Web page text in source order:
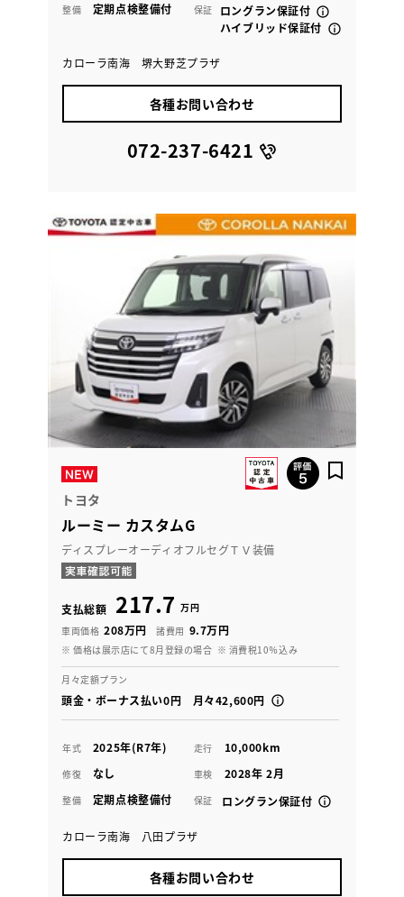
整備 定期点検整備付 保証
ロングラン保証付
ハイブリッド保証付
カローラ南海 堺大野芝プラザ
各種お問い合わせ
072-237-6421
トヨタ
ルーミー カスタムG
ディスプレーオーディオフルセグＴＶ装備
支払総額 217.7 万円
車両価格 208万円 諸費用 9.7万円
※ 価格は展示店にて8月登録の場合 ※ 消費税10％込み
月々定額プラン
頭金・ボーナス払い0円 月々42,600円
年式 2025年(R7年) 走行 10,000km
修復 なし 車検 2028年 2月
整備 定期点検整備付 保証 ロングラン保証付
カローラ南海 八田プラザ
各種お問い合わせ